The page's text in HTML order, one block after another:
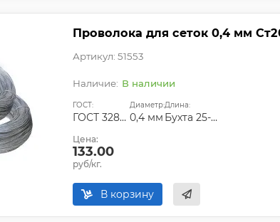
Проволока для сеток 0,4 мм
Артикул: 51553
В наличии
ГОСТ:
ГОСТ 3282-74
Диаметр:
0,4 мм
Длина:
Бухта 25-50 кг
Цена:
133.00
руб/кг.
В корзину